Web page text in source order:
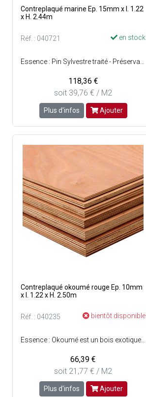
Contreplaqué marine Ep. 15mm x l. 1.22
x H. 2.44m
Réf. : 040721 en stock
118,36 €
soit 39,76 € / M2
Plus d'infos Ajouter
Contreplaqué okoumé rouge Ep. 10mm
x l. 1.22 x H. 2.50m
Réf. : 040235 bientôt disponible
66,39 €
soit 21,77 € / M2
Plus d'infos Ajouter